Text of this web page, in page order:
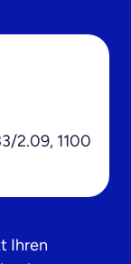
2.09, 1100
Ihren